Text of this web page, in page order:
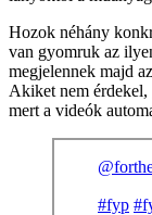
Hozok néhány
van gyomruk az
megjelennek majd
Akiket nem érdekel,
mert a videók